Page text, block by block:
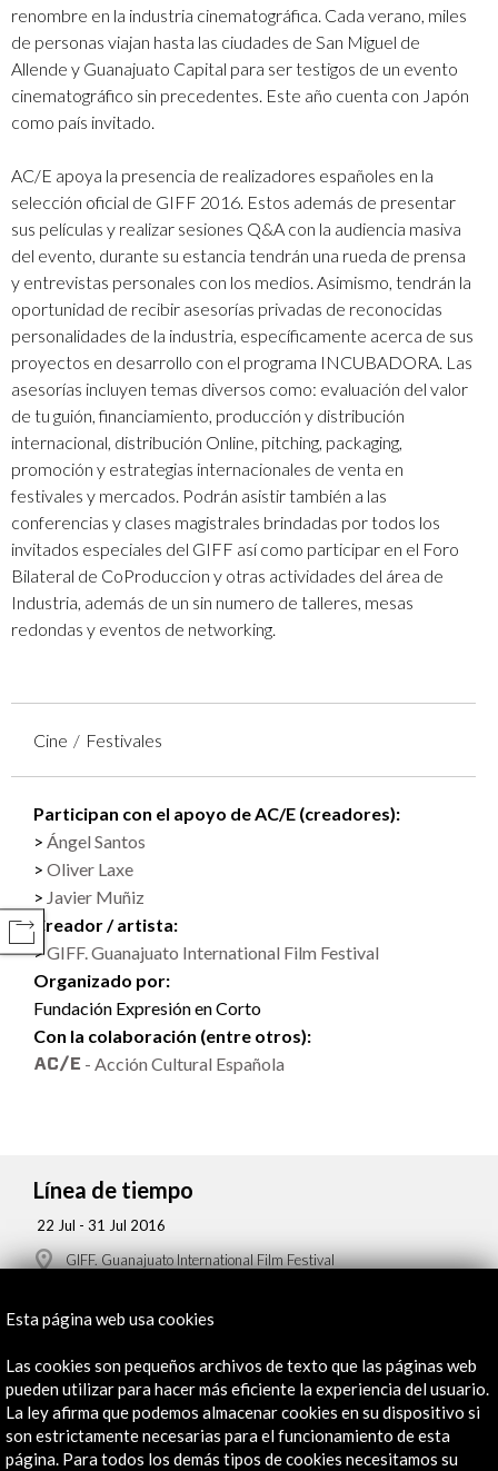
COMPARTIR
renombre en la industria cinematográfica. Cada verano, miles
de personas viajan hasta las ciudades de San Miguel de
Allende y Guanajuato Capital para ser testigos de un evento
cinematográfico sin precedentes. Este año cuenta con Japón
como país invitado.
AC/E apoya la presencia de realizadores españoles en la
selección oficial de GIFF 2016. Estos además de presentar
sus películas y realizar sesiones Q&A con la audiencia masiva
del evento, durante su estancia tendrán una rueda de prensa
y entrevistas personales con los medios. Asimismo, tendrán la
oportunidad de recibir asesorías privadas de reconocidas
personalidades de la industria, específicamente acerca de sus
proyectos en desarrollo con el programa INCUBADORA. Las
asesorías incluyen temas diversos como: evaluación del valor
de tu guión, financiamiento, producción y distribución
internacional, distribución Online, pitching, packaging,
promoción y estrategias internacionales de venta en
festivales y mercados. Podrán asistir también a las
conferencias y clases magistrales brindadas por todos los
invitados especiales del GIFF así como participar en el Foro
Bilateral de CoProduccion y otras actividades del área de
Industria, además de un sin numero de talleres, mesas
redondas y eventos de networking.
Cine Festivales
Participan con el apoyo de AC/E (creadores):
Ángel Santos
Oliver Laxe
Javier Muñiz
Creador / artista:
GIFF. Guanajuato International Film Festival
Organizado por:
Fundación Expresión en Corto
Con la colaboración (entre otros):
- Acción Cultural Española
Línea de tiempo
22 Jul - 31 Jul 2016
GIFF. Guanajuato International Film Festival
Recibe las últimas NOVEDADES
Esta página web usa cookies
Las cookies son pequeños archivos de texto que las páginas web
pueden utilizar para hacer más eficiente la experiencia del usuario.
La ley afirma que podemos almacenar cookies en su dispositivo si
son estrictamente necesarias para el funcionamiento de esta
página. Para todos los demás tipos de cookies necesitamos su